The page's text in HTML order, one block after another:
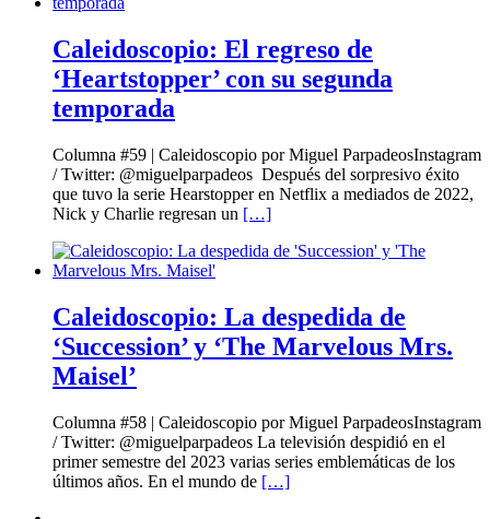
Caleidoscopio: El regreso de
‘Heartstopper’ con su segunda
temporada
Columna #59 | Caleidoscopio por Miguel ParpadeosInstagram
/ Twitter: @miguelparpadeos Después del sorpresivo éxito
que tuvo la serie Hearstopper en Netflix a mediados de 2022,
Nick y Charlie regresan un […]
Caleidoscopio: La despedida de
‘Succession’ y ‘The Marvelous Mrs.
Maisel’
Columna #58 | Caleidoscopio por Miguel ParpadeosInstagram
/ Twitter: @miguelparpadeos La televisión despidió en el
primer semestre del 2023 varias series emblemáticas de los
últimos años. En el mundo de […]